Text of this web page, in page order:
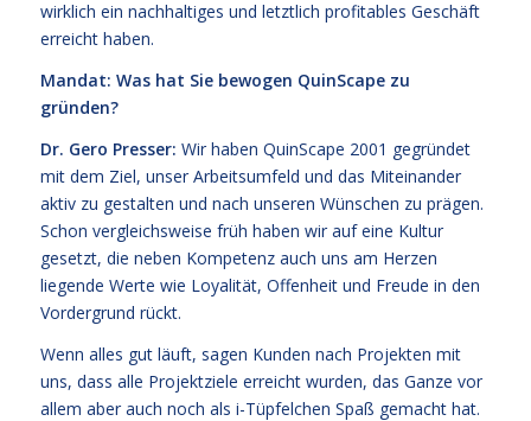
wirklich ein nachhaltiges und letztlich profitables Geschäft
erreicht haben.
Mandat: Was hat Sie bewogen QuinScape zu
gründen?
Dr. Gero Presser: Wir haben QuinScape 2001 gegründet
mit dem Ziel, unser Arbeitsumfeld und das Miteinander
aktiv zu gestalten und nach unseren Wünschen zu prägen.
Schon vergleichsweise früh haben wir auf eine Kultur
gesetzt, die neben Kompetenz auch uns am Herzen
liegende Werte wie Loyalität, Offenheit und Freude in den
Vordergrund rückt.
Wenn alles gut läuft, sagen Kunden nach Projekten mit
uns, dass alle Projektziele erreicht wurden, das Ganze vor
allem aber auch noch als i-Tüpfelchen Spaß gemacht hat.